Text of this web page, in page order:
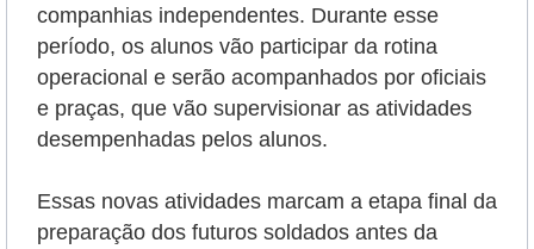
companhias independentes. Durante esse
período, os alunos vão participar da rotina
operacional e serão acompanhados por oficiais
e praças, que vão supervisionar as atividades
desempenhadas pelos alunos.
Essas novas atividades marcam a etapa final da
preparação dos futuros soldados antes da